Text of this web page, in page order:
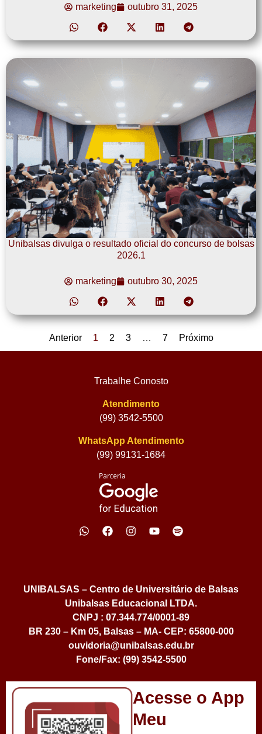
marketing
outubro 31, 2025
Unibalsas divulga o resultado oficial do concurso de bolsas
2026.1
marketing outubro 30, 2025
Anterior 1 2 3 … 7 Próximo
Trabalhe Conosto
Atendimento
(99) 3542-5500
WhatsApp Atendimento
(99) 99131-1684
UNIBALSAS – Centro de Universitário de Balsas
Unibalsas Educacional LTDA.
CNPJ : 07.344.774/0001-89
BR 230 – Km 05, Balsas – MA- CEP: 65800-000
ouvidoria@unibalsas.edu.br
Fone/Fax: (99) 3542-5500
Acesse o App
Meu